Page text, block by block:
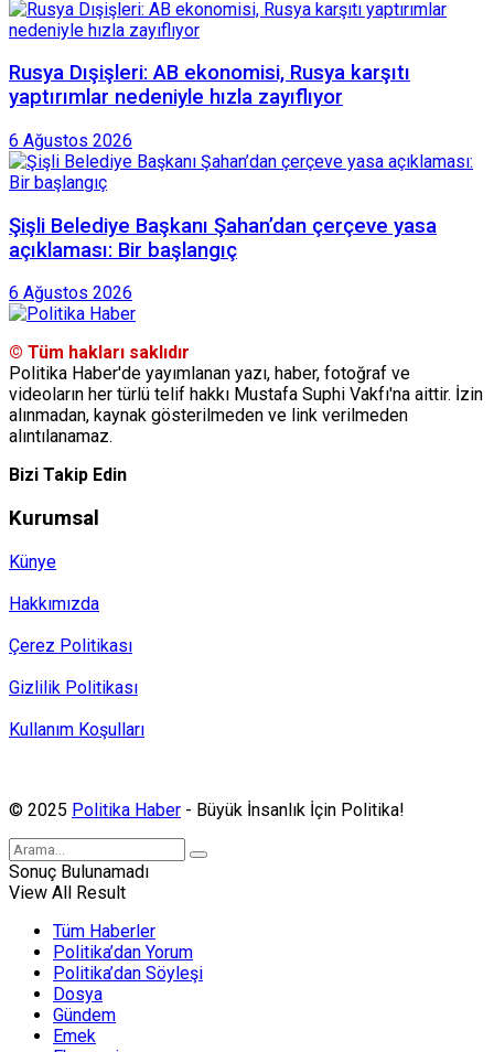
Rusya Dışişleri: AB ekonomisi, Rusya karşıtı
yaptırımlar nedeniyle hızla zayıflıyor
6 Ağustos 2026
Şişli Belediye Başkanı Şahan’dan çerçeve yasa
açıklaması: Bir başlangıç
6 Ağustos 2026
© Tüm hakları saklıdır
Politika Haber'de yayımlanan yazı, haber, fotoğraf ve
videoların her türlü telif hakkı Mustafa Suphi Vakfı'na aittir. İzin
alınmadan, kaynak gösterilmeden ve link verilmeden
alıntılanamaz.
Bizi Takip Edin
Kurumsal
Künye
Hakkımızda
Çerez Politikası
Gizlilik Politikası
Kullanım Koşulları
© 2025 Politika Haber - Büyük İnsanlık İçin Politika!
Sonuç Bulunamadı
View All Result
Tüm Haberler
Politika’dan Yorum
Politika’dan Söyleşi
Dosya
Gündem
Emek